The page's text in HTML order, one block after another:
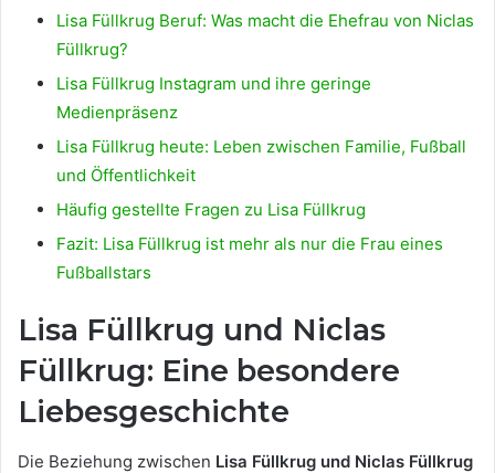
Lisa Füllkrug Beruf: Was macht die Ehefrau von Niclas
Füllkrug?
Lisa Füllkrug Instagram und ihre geringe
Medienpräsenz
Lisa Füllkrug heute: Leben zwischen Familie, Fußball
und Öffentlichkeit
Häufig gestellte Fragen zu Lisa Füllkrug
Fazit: Lisa Füllkrug ist mehr als nur die Frau eines
Fußballstars
Lisa Füllkrug und Niclas
Füllkrug: Eine besondere
Liebesgeschichte
Die Beziehung zwischen Lisa Füllkrug und Niclas Füllkrug